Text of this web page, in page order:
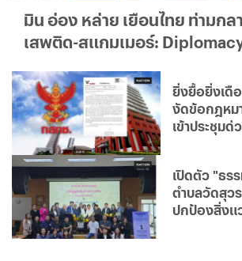
มิน อ่อง หล่าย เยือนไทย ท่ามกล
ใด...ใครได้ประโยชน์จริง?
ยิ่งยื้อยิ่งเดื
งัดข้อกฎหม
เปิดตัว "ธร
ตำบลวัดสุว